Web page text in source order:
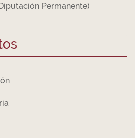
Permanente)